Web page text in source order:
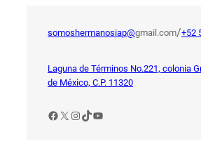
somoshermanosiap@gmail.com/+52
Laguna de Términos No.221, colonia
de México, C.P. 11320
Facebook
X Instagram
TikTok
YouTube